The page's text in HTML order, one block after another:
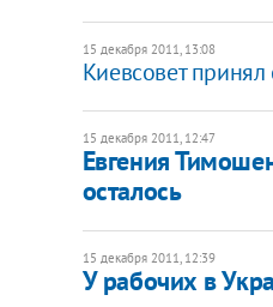
15 декабря 2011, 13:08
Киевсовет
15 декабря 2011, 12:47
Евгения
осталось
15 декабря 2011, 12:39
​У рабочих в